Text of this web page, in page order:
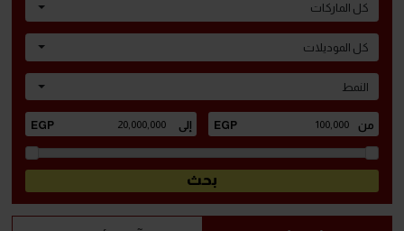
كل الماركات
كل الموديلات
النمط